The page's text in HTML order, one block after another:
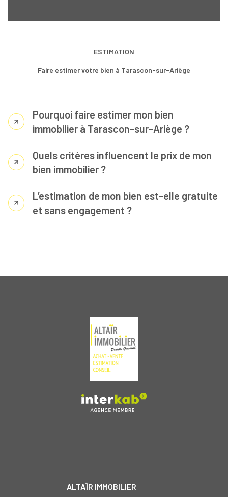
ESTIMATION
Faire estimer votre bien à Tarascon-sur-Ariège
Pourquoi faire estimer mon bien
immobilier à Tarascon-sur-Ariège ?
Quels critères influencent le prix de mon
bien immobilier ?
L’estimation de mon bien est-elle gratuite
et sans engagement ?
ALTAÏR IMMOBILIER